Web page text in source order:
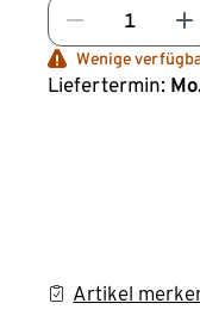
Wenige
Liefertermin:
Artikel